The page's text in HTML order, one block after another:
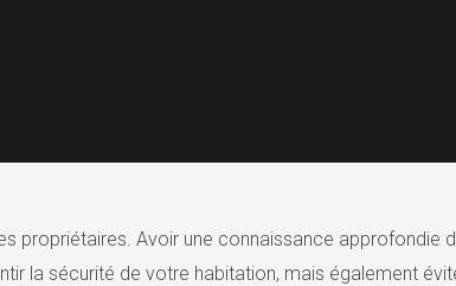
propriétaires. Avoir une connaissance approfondie
la sécurité de votre habitation, mais également